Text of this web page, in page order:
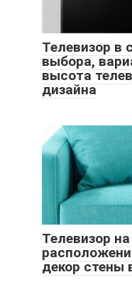
Телевизор в
выбора,
высота
дизайна
Телевизор
декор стены